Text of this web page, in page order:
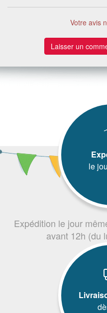
Votre avis
Laisser un
le
Expédition le jour
avant 12h (du